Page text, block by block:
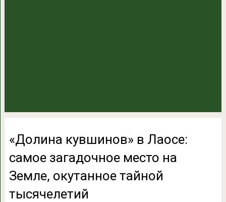
«Долина кувшинов» в Лаосе:
самое загадочное место на
Земле, окутанное тайной
тысячелетий